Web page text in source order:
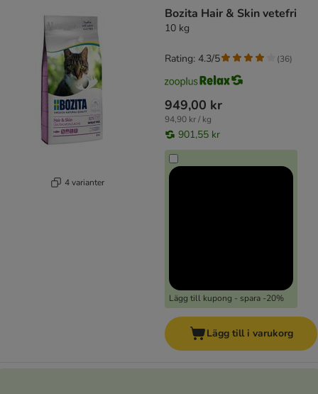
4 varianter
Bozita Hair & Skin vetefri
10 kg
949,00 kr
94,90 kr / kg
901,55 kr
Lägg till kupong - spara -20%
Rating: 4.3/5 (36)
Lägg till i varukorg